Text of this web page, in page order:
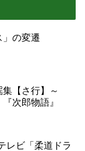
」の変遷
【さ行】～
次郎物語』
レビ「柔道ドラ